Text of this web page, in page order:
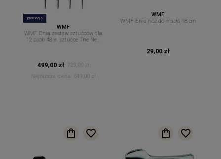
promocja
WMF
WMF Enia zestaw sztućców dla
12 osób 48 el sztućce The New
499,00 zł
729,00 zł
Najniższa cena:
649,00 zł
WMF
WMF Enia nóż do masła 18 cm
29,00 zł